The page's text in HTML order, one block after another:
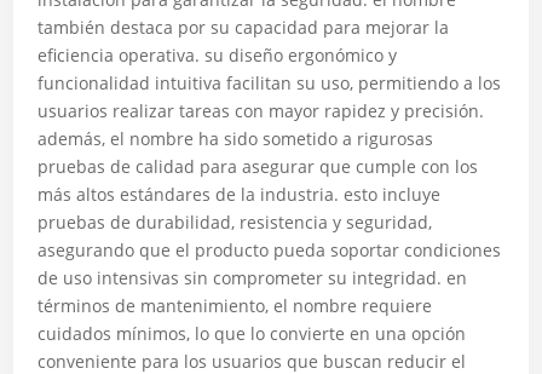
también destaca por su capacidad para mejorar la
eficiencia operativa. su diseño ergonómico y
funcionalidad intuitiva facilitan su uso, permitiendo a los
usuarios realizar tareas con mayor rapidez y precisión.
además, el nombre ha sido sometido a rigurosas
pruebas de calidad para asegurar que cumple con los
más altos estándares de la industria. esto incluye
pruebas de durabilidad, resistencia y seguridad,
asegurando que el producto pueda soportar condiciones
de uso intensivas sin comprometer su integridad. en
términos de mantenimiento, el nombre requiere
cuidados mínimos, lo que lo convierte en una opción
conveniente para los usuarios que buscan reducir el